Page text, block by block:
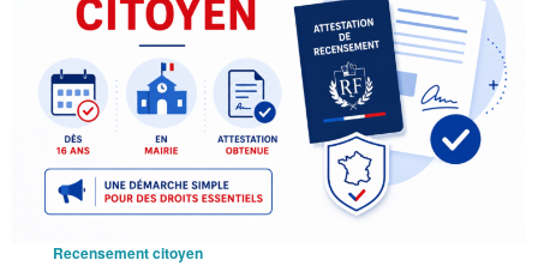
Recensement citoyen